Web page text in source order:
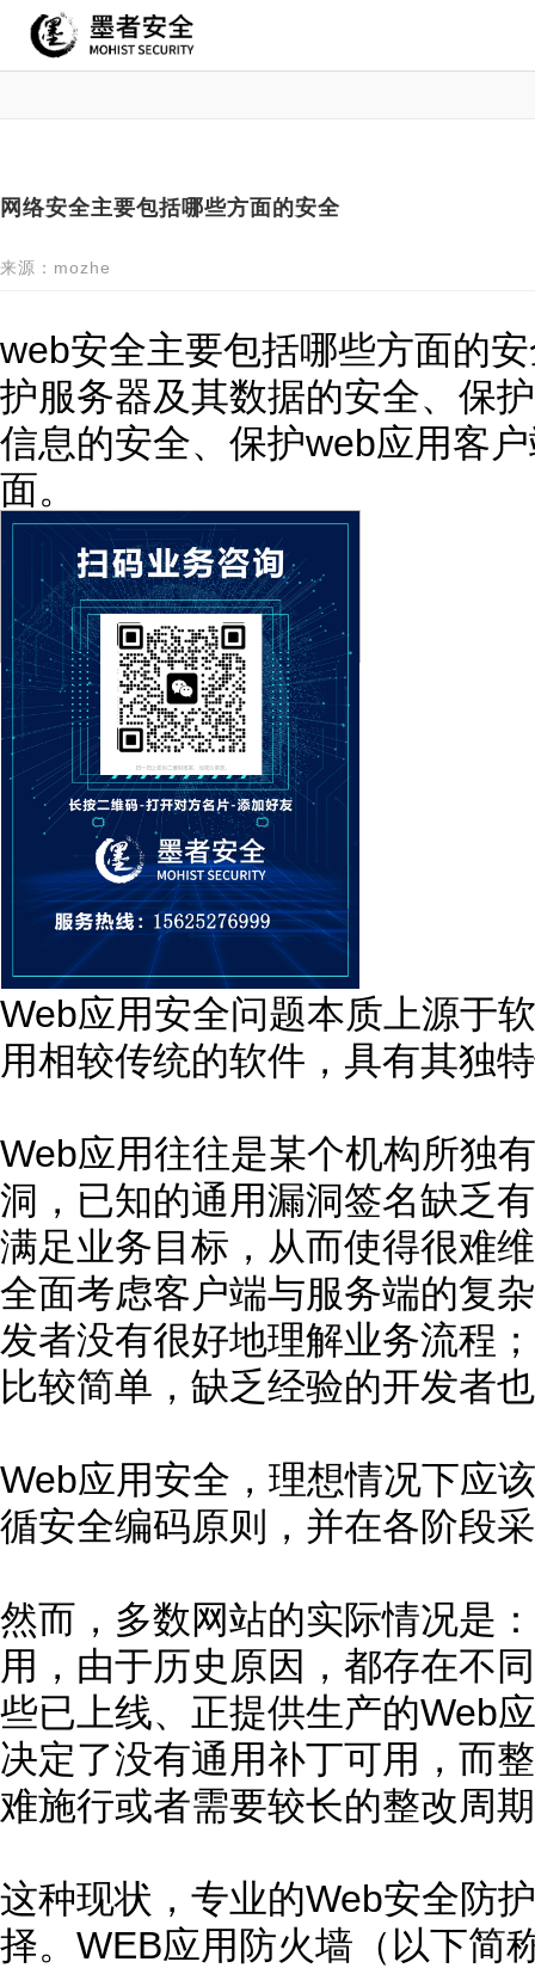
网络安全主要包括哪些方面的安全
来源：mozhe
web安全主要包括哪些方面的
护服务器及其数据的安全、保
信息的安全、保护web应用客
面。
Web应用安全问题本质上源于
用相较传统的软件，具有其独
Web应用往往是某个机构所独
洞，已知的通用漏洞签名缺乏
满足业务目标，从而使得很难
全面考虑客户端与服务端的复
发者没有很好地理解业务流程
比较简单，缺乏经验的开发者
Web应用安全，理想情况下应
循安全编码原则，并在各阶段
然而，多数网站的实际情况是
用，由于历史原因，都存在不
些已上线、正提供生产的Web
决定了没有通用补丁可用，而
难施行或者需要较长的整改周
这种现状，专业的Web安全防
择。WEB应用防火墙（以下简